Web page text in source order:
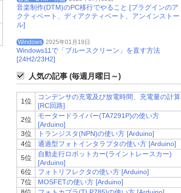
音楽制作(DTM)のPC移行でやること [プラグインのア
クティベート、ディアクティベート、アンインストー
ル]
Windows 2025年01月19日
Windows11で「ブルースクリーン」を直す方法
[24H2/23H2]
人気の記事 (毎週月曜日～)
1位
コンデンサの充電及び放電時間、充電量の計算
[RC回路]
2位
モータードライバー(TA7291P)の使い方
[Arduino]
3位
トランジスタ(NPN)の使い方 [Arduino]
4位
通過型フォトインタラプタの使い方 [Arduino]
5位
自動走行ロボットカー(ライントレースカー)
[Arduino]
6位
フォトリフレクタの使い方 [Arduino]
7位
MOSFETの使い方 [Arduino]